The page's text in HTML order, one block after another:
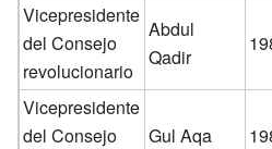
Vicepresidente
del Consejo
revolucionario
Abdul
Qadir
Vicepresidente
del Consejo
Gul Aqa